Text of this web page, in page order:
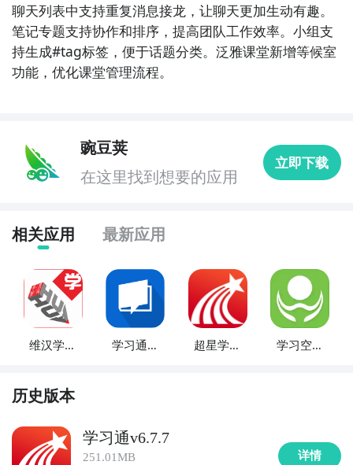
聊天列表中支持重复消息接龙，让聊天更加生动有趣。
笔记专题支持协作和排序，提高团队工作效率。小组支
持生成#tag标签，便于话题分类。泛雅课堂新增等候室
功能，优化课堂管理流程。
豌豆荚
在这里找到想要的应用
立即下载
相关应用 最新应用
维汉学习
学习通微
超星学习
学习空间
历史版本
学习通v6.7.7
251.01MB
详情